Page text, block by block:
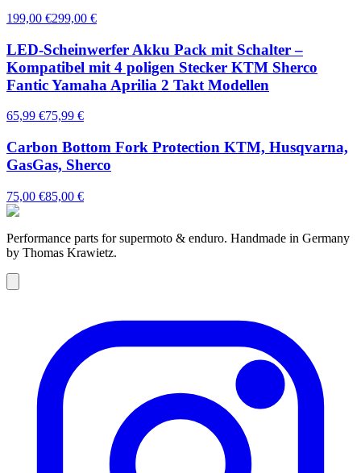
199,00 €299,00 €
LED-Scheinwerfer Akku Pack mit Schalter –
Kompatibel mit 4 poligen Stecker KTM Sherco
Fantic Yamaha Aprilia 2 Takt Modellen
65,99 €75,99 €
Carbon Bottom Fork Protection KTM, Husqvarna,
GasGas, Sherco
75,00 €85,00 €
Performance parts for supermoto & enduro. Handmade in Germany
by Thomas Krawietz.